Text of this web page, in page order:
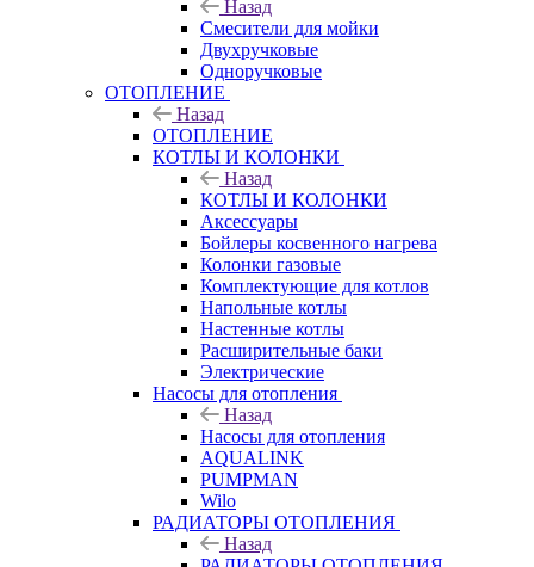
Назад
Смесители для мойки
Двухручковые
Одноручковые
ОТОПЛЕНИЕ
Назад
ОТОПЛЕНИЕ
КОТЛЫ И КОЛОНКИ
Назад
КОТЛЫ И КОЛОНКИ
Аксессуары
Бойлеры косвенного нагрева
Колонки газовые
Комплектующие для котлов
Напольные котлы
Настенные котлы
Расширительные баки
Электрические
Насосы для отопления
Назад
Насосы для отопления
AQUALINK
PUMPMAN
Wilo
РАДИАТОРЫ ОТОПЛЕНИЯ
Назад